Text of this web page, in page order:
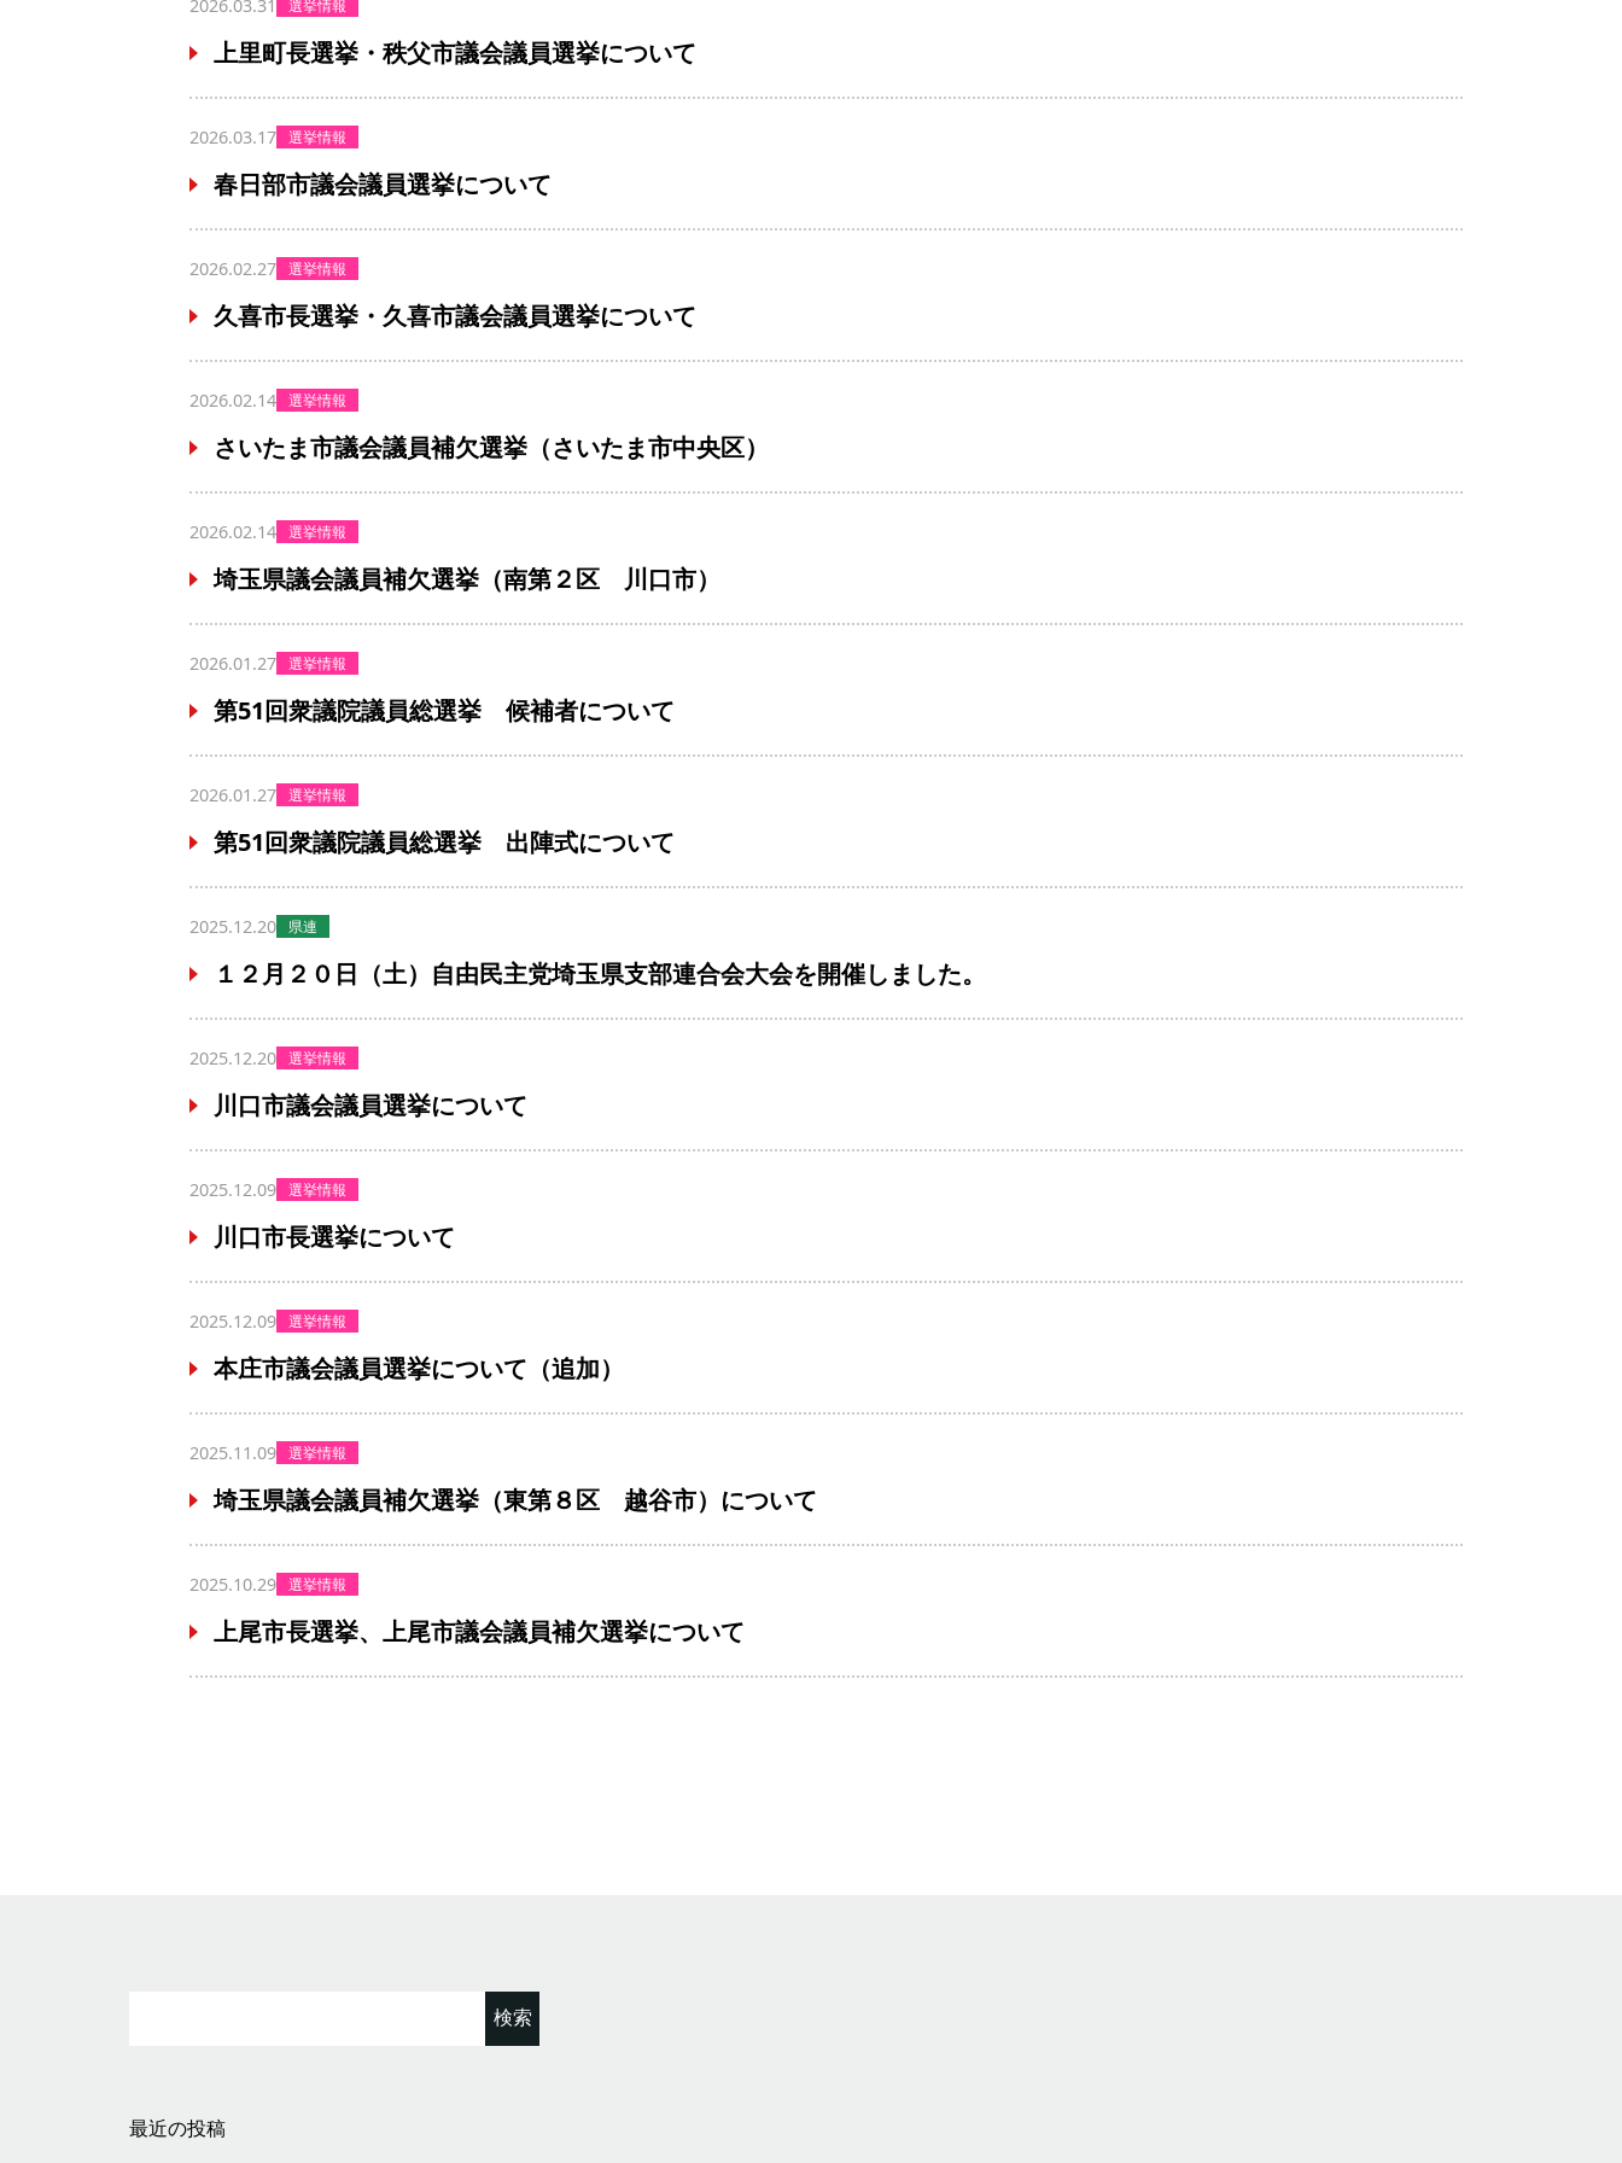
上里町長選挙・秩父市議会議員選挙について
2026.03.31 選挙情報
春日部市議会議員選挙について
2026.03.17 選挙情報
久喜市長選挙・久喜市議会議員選挙について
2026.02.27 選挙情報
さいたま市議会議員補欠選挙（さいたま市中央区）
2026.02.14 選挙情報
埼玉県議会議員補欠選挙（南第２区 川口市）
2026.02.14 選挙情報
第51回衆議院議員総選挙 候補者について
2026.01.27 選挙情報
第51回衆議院議員総選挙 出陣式について
2026.01.27 選挙情報
１２月２０日（土）自由民主党埼玉県支部連合会大会を開催しました。
2025.12.20 県連
川口市議会議員選挙について
2025.12.20 選挙情報
川口市長選挙について
2025.12.09 選挙情報
本庄市議会議員選挙について（追加）
2025.12.09 選挙情報
埼玉県議会議員補欠選挙（東第８区 越谷市）について
2025.11.09 選挙情報
上尾市長選挙、上尾市議会議員補欠選挙について
2025.10.29 選挙情報
最近の投稿